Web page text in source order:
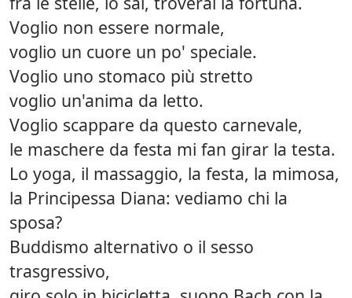
Voglio non essere normale,
voglio un cuore un po' speciale.
Voglio uno stomaco più stretto
voglio un'anima da letto.
Voglio scappare da questo carnevale,
le maschere da festa mi fan girar la testa.
Lo yoga, il massaggio, la festa, la mimosa,
la Principessa Diana: vediamo chi la
sposa?
Buddismo alternativo o il sesso
trasgressivo,